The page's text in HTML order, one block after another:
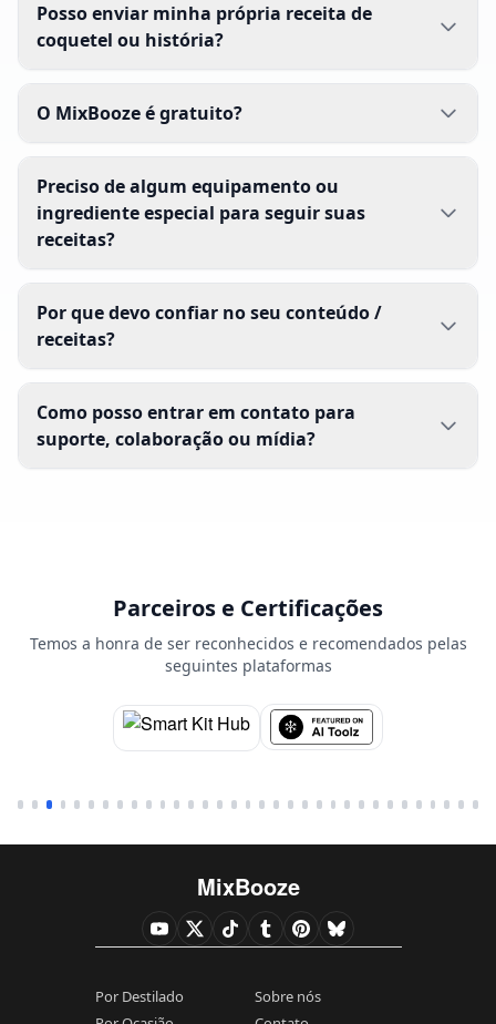
Posso enviar minha própria receita de
coquetel ou história?
O MixBooze é gratuito?
Preciso de algum equipamento ou
ingrediente especial para seguir suas
receitas?
Por que devo confiar no seu conteúdo /
receitas?
Como posso entrar em contato para
suporte, colaboração ou mídia?
Parceiros e Certificações
Temos a honra de ser reconhecidos e recomendados pelas
seguintes plataformas
MixBooze
Por Destilado
Sobre nós